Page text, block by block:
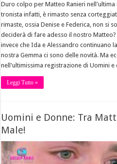
Duro colpo per Matteo Ranieri
tronista infatti, è rimasto senza
rimaste, ossia Denise e Federica, non si
deciderà di fare adesso il nostro
invece che Ida e Alessandro continuano
nostra Gemma ci sono delle novità. Ma
nell'ultimissima registrazione di Uomini e
Leggi Tutto »
Uomini e Donne: Tra
Male!